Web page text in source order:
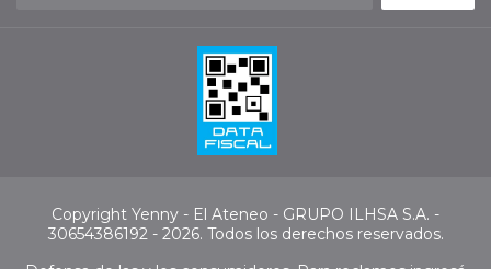
Copyright Yenny - El Ateneo - GRUPO ILHSA S.A. -
30654386192 - 2026. Todos los derechos reservados.